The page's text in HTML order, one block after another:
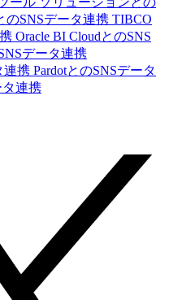
のSNSデータ連携 TIBCO
Oracle BI CloudとのSNS
データ連携
連携 PardotとのSNSデータ
タ連携